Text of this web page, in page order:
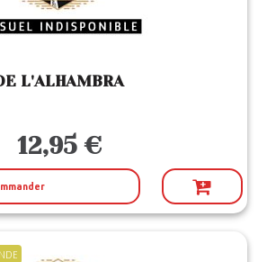
L'ALHAMBRA
12,95 €